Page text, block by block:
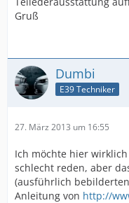
Gruß
Dumbi
E39 Techniker
27. März 2013 um 16:55
Ich möchte hier
schlecht reden, aber
(ausführlich
Anleitung von http://